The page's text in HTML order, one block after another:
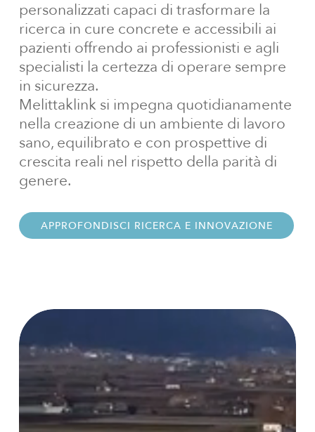
personalizzati capaci di trasformare la
ricerca in cure concrete e accessibili ai
pazienti offrendo ai professionisti e agli
specialisti la certezza di operare sempre
in sicurezza.
Melittaklink si impegna quotidianamente
nella creazione di un ambiente di lavoro
sano, equilibrato e con prospettive di
crescita reali nel rispetto della parità di
genere.
APPROFONDISCI RICERCA E INNOVAZIONE